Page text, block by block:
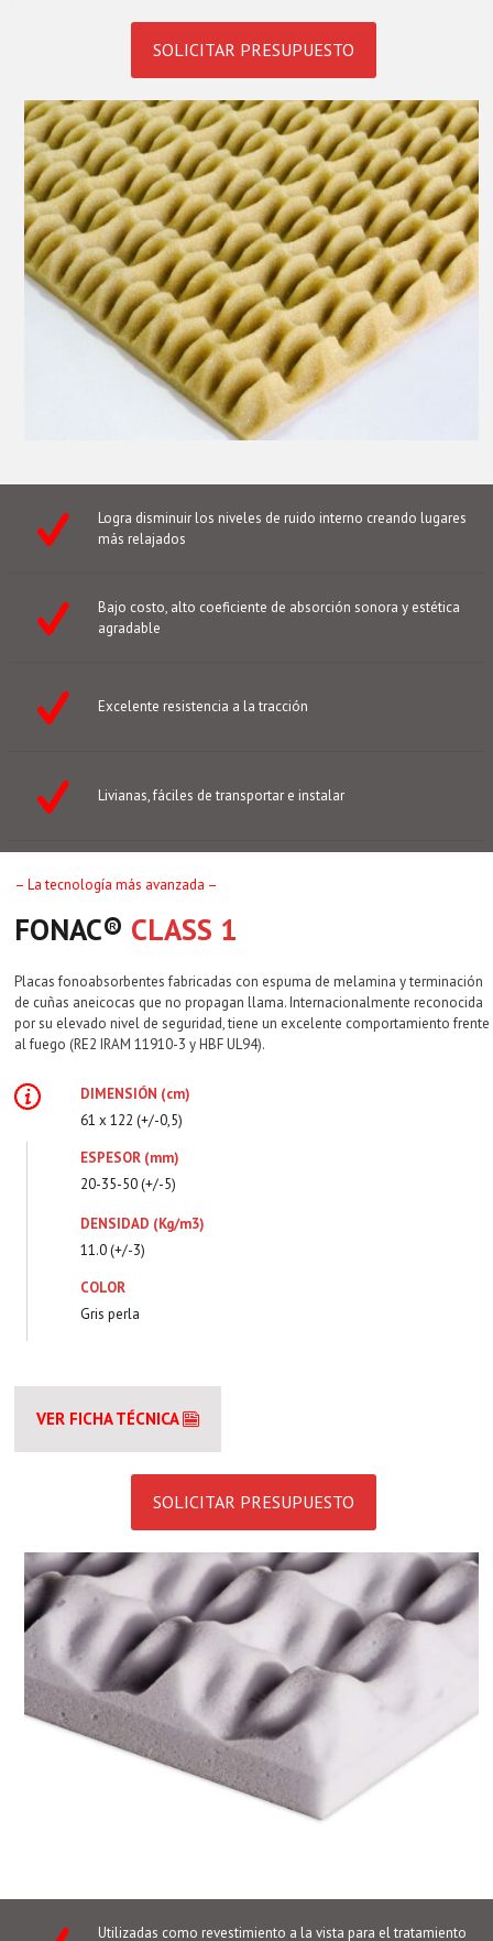
SOLICITAR PRESUPUESTO
Logra disminuir los niveles de ruido interno creando lugares
más relajados
Bajo costo, alto coeficiente de absorción sonora y estética
agradable
Excelente resistencia a la tracción
Livianas, fáciles de transportar e instalar
– La tecnología más avanzada –
FONAC®️ CLASS 1
Placas fonoabsorbentes fabricadas con espuma de melamina y terminación
de cuñas aneicocas que no propagan llama. Internacionalmente reconocida
por su elevado nivel de seguridad, tiene un excelente comportamiento frente
al fuego (RE2 IRAM 11910-3 y HBF UL94).
DIMENSIÓN (cm)
61 x 122 (+/-0,5)
ESPESOR (mm)
20-35-50 (+/-5)
DENSIDAD (Kg/m3)
11.0 (+/-3)
COLOR
Gris perla
VER FICHA TÉCNICA
SOLICITAR PRESUPUESTO
Utilizadas como revestimiento a la vista para el tratamiento